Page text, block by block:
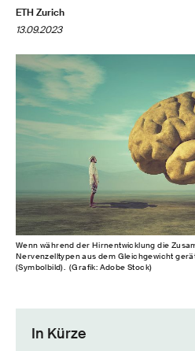
ETH Zurich
13.09.2023
Wenn während der Hirnentwicklung die
Nervenzelltypen aus dem Gleichgewicht
(Symbolbild). (Grafik: Adobe Stock)
In Kürze